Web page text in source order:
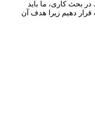
بحث کاری، ما باید
دهیم زیرا هدف آن